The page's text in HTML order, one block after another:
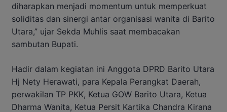
diharapkan menjadi momentum untuk memperkuat
soliditas dan sinergi antar organisasi wanita di Barito
Utara,” ujar Sekda Muhlis saat membacakan
sambutan Bupati.
Hadir dalam kegiatan ini Anggota DPRD Barito Utara
Hj Nety Herawati, para Kepala Perangkat Daerah,
perwakilan TP PKK, Ketua GOW Barito Utara, Ketua
Dharma Wanita, Ketua Persit Kartika Chandra Kirana